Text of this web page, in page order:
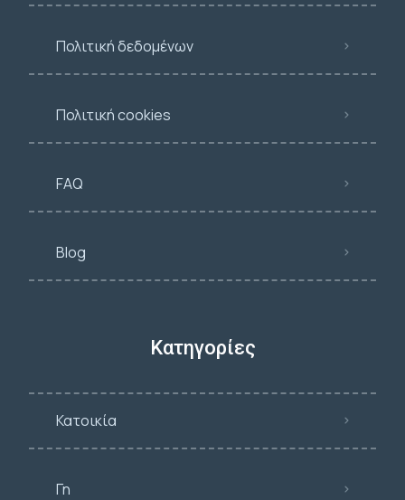
Πολιτική δεδομένων
Πολιτική cookies
FAQ
Blog
Κατηγορίες
Κατοικία
Γη